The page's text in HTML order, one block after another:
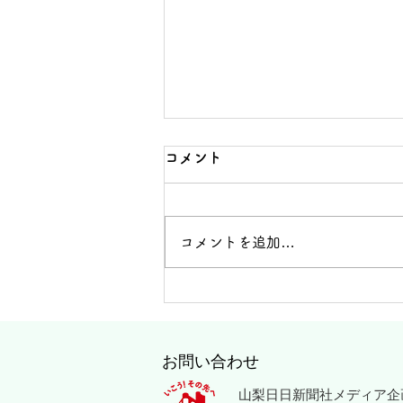
11月11日、北杜で財産区の
森林活用を考えるシンポジウ
ム
11日、北杜市高根町の清里の森
「森の音楽堂」で、シンポジウム
林や組織の姿について考え、共有
していこうと企画。東京農大の山
コメント
コメントを追加…
お問い合わせ
山梨日日新聞社メディア企